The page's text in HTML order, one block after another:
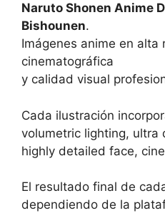
Naruto Shonen Anime
Bishounen.
Imágenes anime en alta
cinematográfica
y calidad visual
Cada ilustración
volumetric lighting, ultra
highly detailed face,
El resultado final de
dependiendo de la